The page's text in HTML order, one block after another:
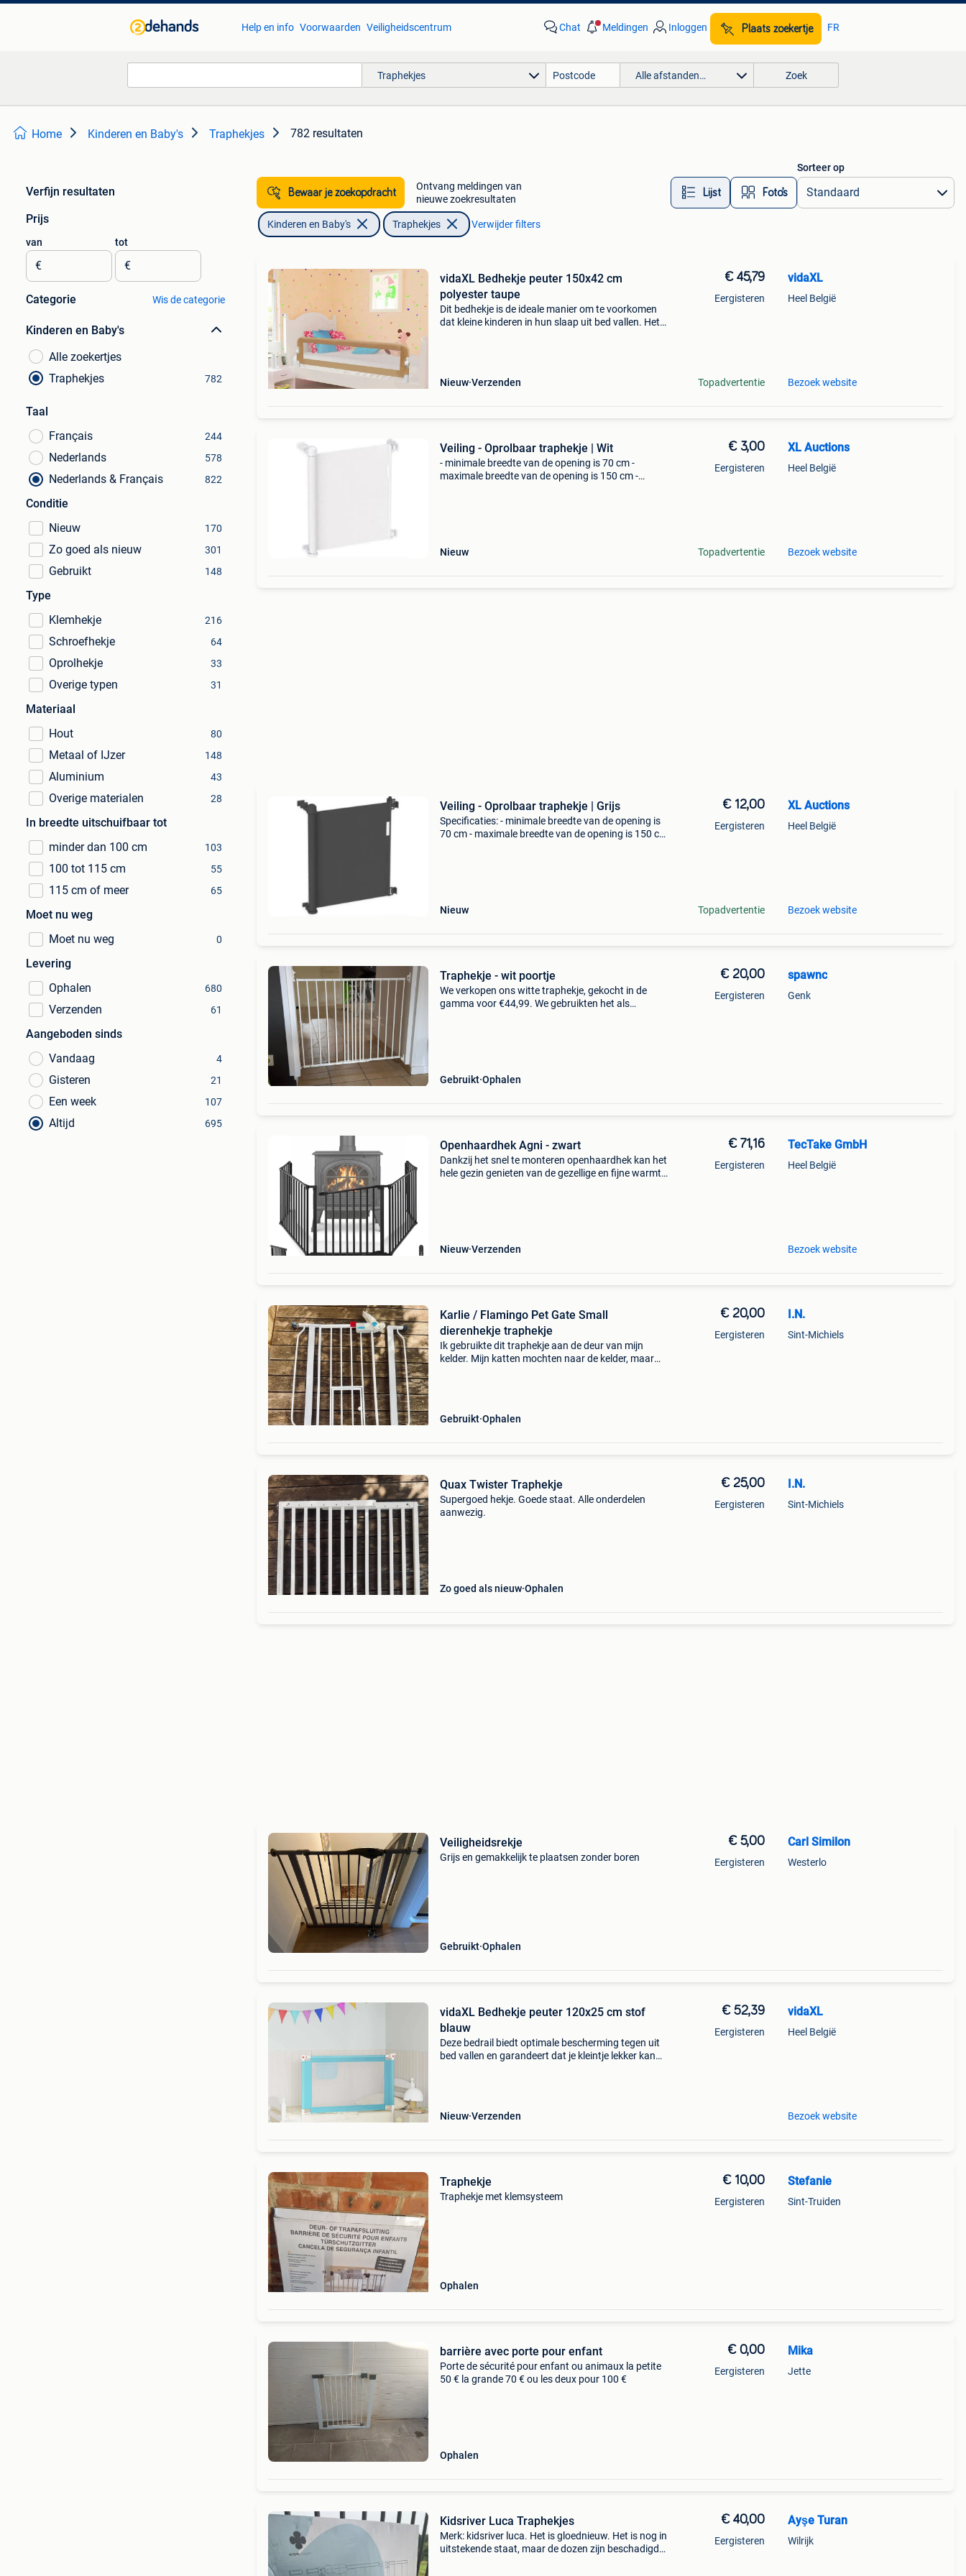
Help en info Voorwaarden Veiligheidscentrum Chat Meldingen Inloggen Plaats zoekertje FR
Traphekjes Alle afstanden… Zoek
Home Kinderen en Baby's Traphekjes 782 resultaten
Verfijn resultaten
Prijs
van
€
tot
€
Categorie Wis de categorie
Kinderen en Baby's
Alle zoekertjes
Traphekjes
782
Taal
Français
244
Nederlands 578
Nederlands & Français 822
Conditie
Nieuw
170
Zo goed als nieuw 301
Gebruikt 148
Type
Klemhekje
216
Schroefhekje 64
Oprolhekje 33
Overige typen 31
Materiaal
Hout
80
Metaal of IJzer 148
Aluminium 43
Overige materialen 28
In breedte uitschuifbaar tot
minder dan 100 cm
103
100 tot 115 cm 55
115 cm of meer 65
Moet nu weg
Moet nu weg
0
Levering
Ophalen
680
Verzenden 61
Aangeboden sinds
Vandaag
4
Gisteren 21
Een week 107
Altijd 695
Bewaar je zoekopdracht
Ontvang meldingen van
nieuwe zoekresultaten
Lijst Foto’s
Sorteer op
Kinderen en Baby's Traphekjes Verwijder filters
vidaXL Bedhekje peuter 150x42 cm
polyester taupe
Dit bedhekje is de ideale manier om te voorkomen
dat kleine kinderen in hun slaap uit bed vallen. Het
Nieuw Verzenden
€ 45,79
Eergisteren
Topadvertentie
vidaXL
Heel België
Bezoek website
Veiling - Oprolbaar traphekje | Wit
- minimale breedte van de opening is 70 cm -
maximale breedte van de opening is 150 cm -
Nieuw
€ 3,00
Eergisteren
Topadvertentie
XL Auctions
Heel België
Bezoek website
Veiling - Oprolbaar traphekje | Grijs
Specificaties: - minimale breedte van de opening is
70 cm - maximale breedte van de opening is 150 cm
Nieuw
€ 12,00
Eergisteren
Topadvertentie
XL Auctions
Heel België
Bezoek website
Traphekje - wit poortje
We verkopen ons witte traphekje, gekocht in de
gamma voor €44,99. We gebruikten het als
Gebruikt Ophalen
€ 20,00
Eergisteren
spawnc
Genk
Openhaardhek Agni - zwart
Dankzij het snel te monteren openhaardhek kan het
hele gezin genieten van de gezellige en fijne warmte
Nieuw Verzenden
€ 71,16
Eergisteren
TecTake GmbH
Heel België
Bezoek website
Karlie / Flamingo Pet Gate Small
dierenhekje traphekje
Ik gebruikte dit traphekje aan de deur van mijn
kelder. Mijn katten mochten naar de kelder, maar
Gebruikt Ophalen
€ 20,00
Eergisteren
I.N.
Sint-Michiels
Quax Twister Traphekje
Supergoed hekje. Goede staat. Alle onderdelen
aanwezig.
Zo goed als nieuw Ophalen
€ 25,00
Eergisteren
I.N.
Sint-Michiels
Veiligheidsrekje
Grijs en gemakkelijk te plaatsen zonder boren
Gebruikt Ophalen
€ 5,00
Eergisteren
Carl Similon
Westerlo
vidaXL Bedhekje peuter 120x25 cm stof
blauw
Deze bedrail biedt optimale bescherming tegen uit
bed vallen en garandeert dat je kleintje lekker kan
Nieuw Verzenden
€ 52,39
Eergisteren
vidaXL
Heel België
Bezoek website
Traphekje
Traphekje met klemsysteem
Ophalen
€ 10,00
Eergisteren
Stefanie
Sint-Truiden
barrière avec porte pour enfant
Porte de sécurité pour enfant ou animaux la petite
50 € la grande 70 € ou les deux pour 100 €
Ophalen
€ 0,00
Eergisteren
Mika
Jette
Kidsriver Luca Traphekjes
Merk: kidsriver luca. Het is gloednieuw. Het is nog in
uitstekende staat, maar de dozen zijn beschadigd
€ 40,00
Eergisteren
Ayşe Turan
Wilrijk